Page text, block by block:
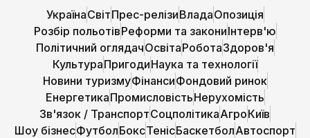
УкраїнаСвітПрес-релізиВладаОпозиція
Розбір польотівРеформи та закониІнтерв'ю
Політичний оглядачОсвітаРоботаЗдоров'я
КультураПригодиНаука та технології
Новини туризмуФінансиФондовий ринок
ЕнергетикаПромисловістьНерухомість
Зв'язок / ТранспортСоцполітикаАгроКиїв
Шоу бізнесФутболБоксТенісБаскетболАвтоспорт